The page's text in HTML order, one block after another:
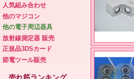
人気組み合わせ
他のマジコン
他の電子周辺器具
放射線測定器 販売
正規品3DSカード
節電ツール販売
売れ筋ランキング